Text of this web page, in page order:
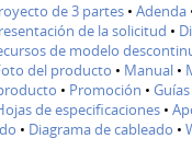
de 3 partes• Adenda
de la solicitud •
de modelo
del producto • Manual •
• Promoción •
de especificaciones •
• Diagrama de cableado •